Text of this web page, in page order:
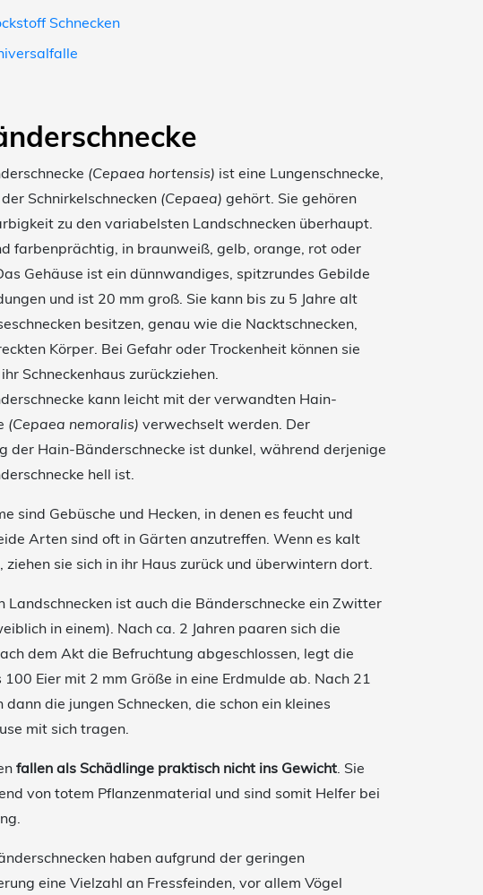
Schnecken
(Cepaea hortensis) ist eine Lungenschnecke,
Schnirkelschnecken (Cepaea) gehört. Sie gehören
zu den variabelsten Landschnecken überhaupt.
farbenprächtig, in braunweiß, gelb, orange, rot oder
Gehäuse ist ein dünnwandiges, spitzrundes Gebilde
und ist 20 mm groß. Sie kann bis zu 5 Jahre alt
besitzen, genau wie die Nacktschnecken,
Körper. Bei Gefahr oder Trockenheit können sie
Schneckenhaus zurückziehen.
kann leicht mit der verwandten Hain-
(Cepaea nemoralis) verwechselt werden. Der
der Hain-Bänderschnecke ist dunkel, während derjenige
hell ist.
sind Gebüsche und Hecken, in denen es feucht und
Arten sind oft in Gärten anzutreffen. Wenn es kalt
sie sich in ihr Haus zurück und überwintern dort.
Landschnecken ist auch die Bänderschnecke ein Zwitter
in einem). Nach ca. 2 Jahren paaren sich die
dem Akt die Befruchtung abgeschlossen, legt die
100 Eier mit 2 mm Größe in eine Erdmulde ab. Nach 21
dann die jungen Schnecken, die schon ein kleines
mit sich tragen.
fallen als Schädlinge praktisch nicht ins Gewicht. Sie
von totem Pflanzenmaterial und sind somit Helfer bei
haben aufgrund der geringen
eine Vielzahl an Fressfeinden, vor allem Vögel